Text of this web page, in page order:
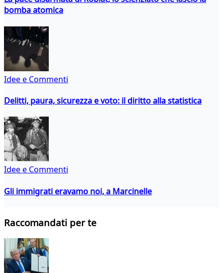
bomba atomica
Idee e Commenti
Delitti, paura, sicurezza e voto: il diritto alla statistica
Idee e Commenti
Gli immigrati eravamo noi, a Marcinelle
Raccomandati per te